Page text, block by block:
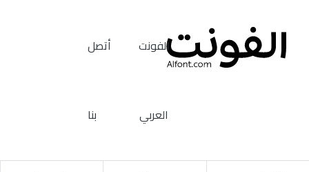
الفونت
العربي
أتصل
بنا